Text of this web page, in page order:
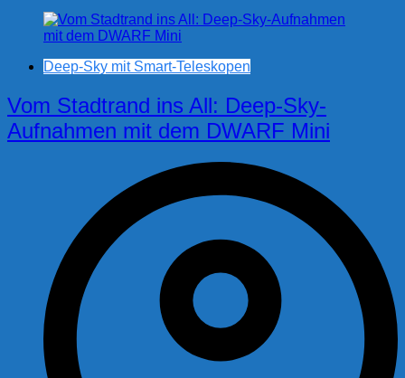
Deep-Sky mit Smart-Teleskopen
Vom Stadtrand ins All: Deep-Sky-
Aufnahmen mit dem DWARF Mini